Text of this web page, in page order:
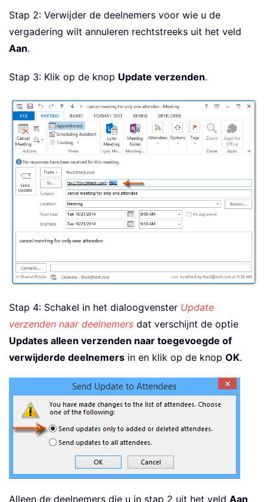
Stap 2: Verwijder de deelnemers voor wie u de
vergadering wilt annuleren rechtstreeks uit het veld
Aan.
Stap 3: Klik op de knop Update verzenden.
Stap 4: Schakel in het dialoogvenster Update
verzenden naar deelnemers dat verschijnt de optie
Updates alleen verzenden naar toegevoegde of
verwijderde deelnemers in en klik op de knop OK.
Alleen de deelnemers die u in stap 2 uit het veld Aan